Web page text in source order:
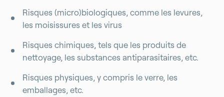
Risques (micro)biologiques, comme les levures,
les moisissures et les virus
Risques chimiques, tels que les produits de
nettoyage, les substances antiparasitaires, etc.
Risques physiques, y compris le verre, les
emballages, etc.